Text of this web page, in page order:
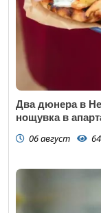
Два дюнера в
нощувка в
06 август 64